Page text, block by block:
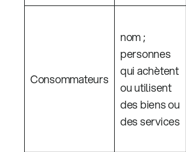
Consommateurs
nom ;
personnes
qui achètent
ou utilisent
des biens ou
des services